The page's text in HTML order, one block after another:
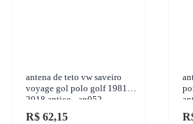
antena de teto vw saveiro
voyage gol polo golf 1981-
2018 antico - an052
R$ 62,15